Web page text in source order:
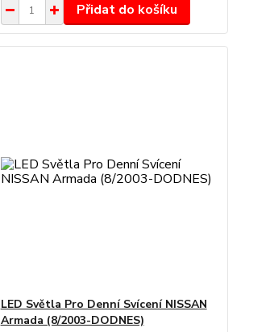
Přidat do košíku
LED Světla Pro Denní Svícení NISSAN
Armada (8/2003-DODNES)